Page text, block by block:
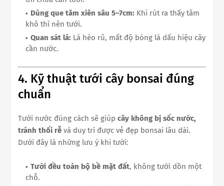
Dùng que tăm xiên sâu 5–7cm: Khi rút ra thấy tăm
khô thì nên tưới.
Quan sát lá: Lá héo rũ, mất độ bóng là dấu hiệu cây
cần nước.
4. Kỹ thuật tưới cây bonsai đúng
chuẩn
Tưới nước đúng cách sẽ giúp cây không bị sốc nước,
tránh thối rễ và duy trì được vẻ đẹp bonsai lâu dài.
Dưới đây là những lưu ý khi tưới:
Tưới đều toàn bộ bề mặt đất, không tưới dồn một
chỗ.